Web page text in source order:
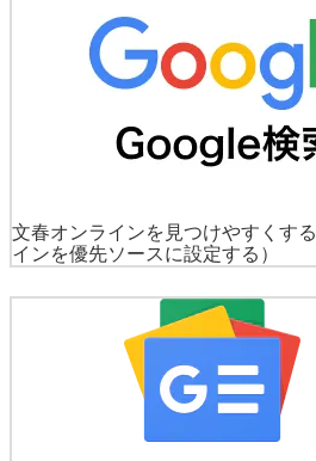
文春オンラインを見つけやすくする
インを優先ソースに設定する）